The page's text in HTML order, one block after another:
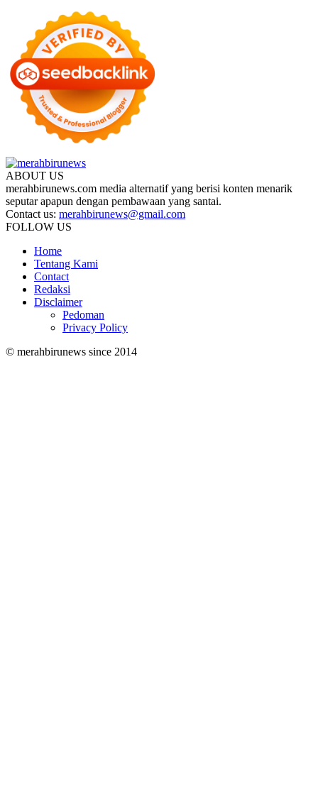
ABOUT US
merahbirunews.com media alternatif yang berisi konten menarik
seputar apapun dengan pembawaan yang santai.
Contact us: merahbirunews@gmail.com
FOLLOW US
Home
Tentang Kami
Contact
Redaksi
Disclaimer
Pedoman
Privacy Policy
© merahbirunews since 2014